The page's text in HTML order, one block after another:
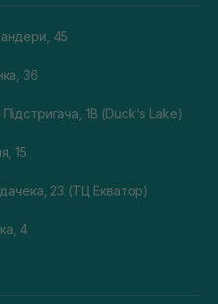
45
36
Підстригача, 1В (Duck's Lake)
15
23 (ТЦ Екватор)
4